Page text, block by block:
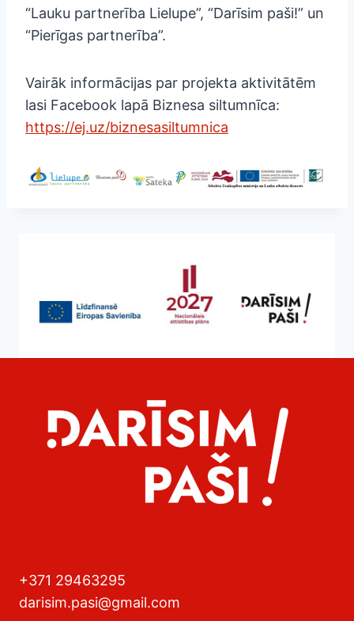
“Lauku partnerība Lielupe”, “Darīsim paši!” un
“Pierīgas partnerība”.
Vairāk informācijas par projekta aktivitātēm
lasi Facebook lapā Biznesa siltumnīca:
https://ej.uz/biznesasiltumnica
+371 29463295
darisim.pasi@gmail.com